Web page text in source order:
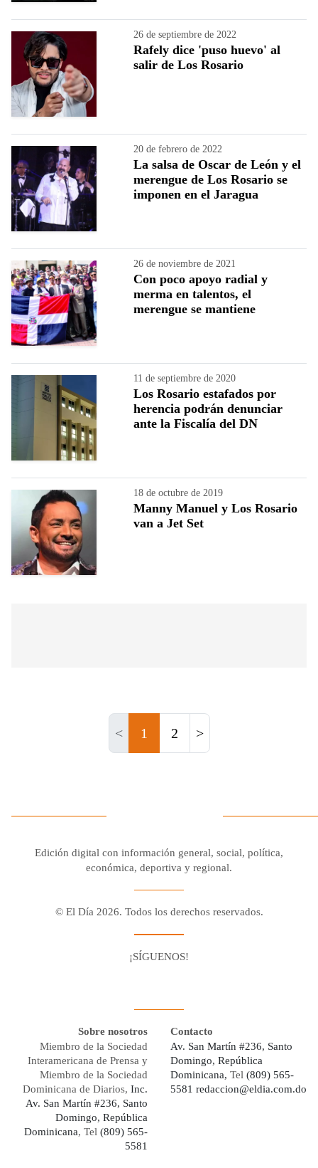
26 de septiembre de 2022
Rafely dice 'puso huevo' al
salir de Los Rosario
20 de febrero de 2022
La salsa de Oscar de León y el
merengue de Los Rosario se
imponen en el Jaragua
26 de noviembre de 2021
Con poco apoyo radial y
merma en talentos, el
merengue se mantiene
11 de septiembre de 2020
Los Rosario estafados por
herencia podrán denunciar
ante la Fiscalía del DN
18 de octubre de 2019
Manny Manuel y Los Rosario
van a Jet Set
< 1 2 >
Edición digital con información general, social, política,
económica, deportiva y regional.
© El Día 2026. Todos los derechos reservados.
¡SÍGUENOS!
Sobre nosotros
Miembro de la Sociedad
Interamericana de Prensa y
Miembro de la Sociedad
Dominicana de Diarios, Inc.
Av. San Martín #236, Santo
Domingo, República
Dominicana, Tel (809) 565-
5581
Contacto
Av. San Martín #236, Santo
Domingo, República
Dominicana, Tel (809) 565-
5581 redaccion@eldia.com.do